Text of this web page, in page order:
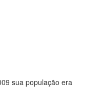
sua população era